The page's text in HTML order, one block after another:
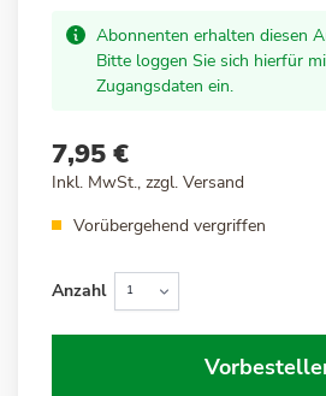
Abonnenten erhalten diesen
Bitte loggen Sie sich hierfür
Zugangsdaten ein.
7,95 €
Inkl. MwSt., zzgl. Versand
Vorübergehend vergriffen
Anzahl